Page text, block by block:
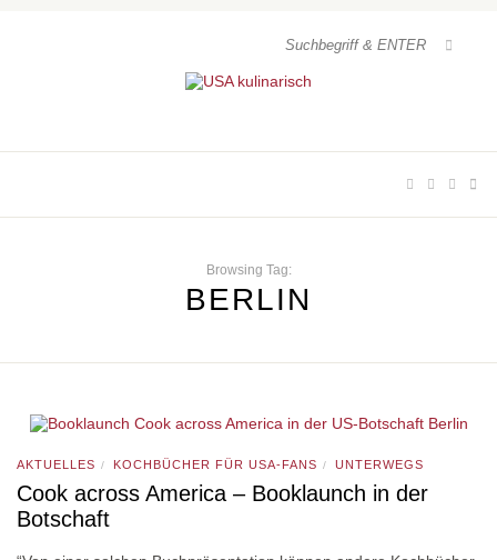
Browsing Tag:
BERLIN
AKTUELLES / KOCHBÜCHER FÜR USA-FANS / UNTERWEGS
Cook across America – Booklaunch in der
Botschaft